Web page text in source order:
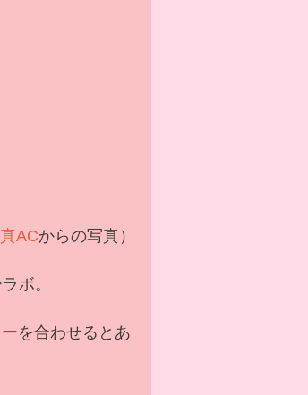
ACからの写真）
ボ。
を合わせるとあ